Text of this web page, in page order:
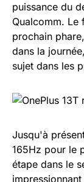
puissance du
Qualcomm. Le
prochain
dans la
sujet dans les
Jusqu'à
165Hz pour le
étape dans le